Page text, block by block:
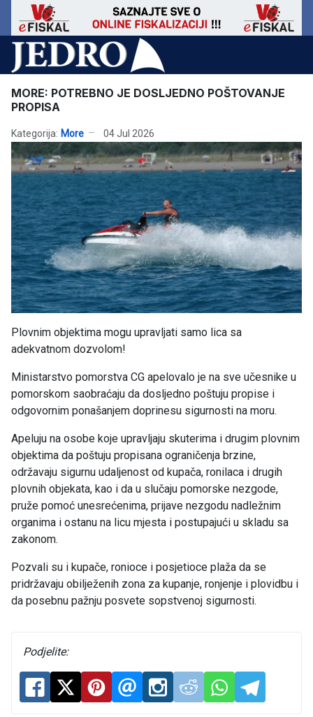
MORE: POTREBNO JE DOSLJEDNO POŠTOVANJE
PROPISA
Kategorija: More 04 Jul 2026
Plovnim objektima mogu upravljati samo lica sa
adekvatnom dozvolom!
Ministarstvo pomorstva CG apelovalo je na sve učesnike u
pomorskom saobraćaju da dosljedno poštuju propise i
odgovornim ponašanjem doprinesu sigurnosti na moru.
Apeluju na osobe koje upravljaju skuterima i drugim plovnim
objektima da poštuju propisana ograničenja brzine,
održavaju sigurnu udaljenost od kupača, ronilaca i drugih
plovnih objekata, kao i da u slučaju pomorske nezgode,
pruže pomoć unesrećenima, prijave nezgodu nadležnim
organima i ostanu na licu mjesta i postupajući u skladu sa
zakonom.
Pozvali su i kupače, ronioce i posjetioce plaža da se
pridržavaju obilježenih zona za kupanje, ronjenje i plovidbu i
da posebnu pažnju posvete sopstvenoj sigurnosti.
Podjelite: